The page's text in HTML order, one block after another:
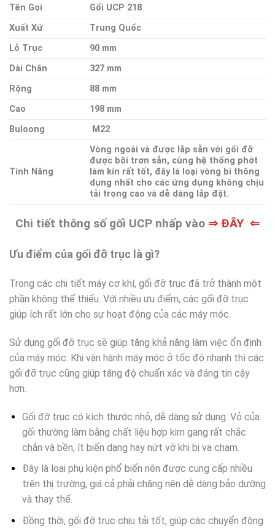
Tên Gọi
Gối UCP 218
Xuất Xứ
Trung Quốc
Lỗ Trục
90 mm
Dài Chân
327 mm
Rộng
88 mm
Cao
198 mm
Buloong
M22
Tính Năng
Vòng ngoài và được lắp sẵn với gối đỡ
được bôi trơn sẵn, cùng hệ thống phớt
làm kín rất tốt, đây là loại vòng bi thông
dụng nhất cho các ứng dụng không chịu
tải trọng cao và dễ dàng lắp đặt.
Chi tiết thông số gối UCP nhấp vào ⇒ ĐÂY ⇐
Ưu điểm của gối đỡ trục là gì?
Trong các chi tiết máy cơ khí, gối đỡ trục đã trở thành một
phần không thể thiếu. Với nhiều ưu điểm, các gối đỡ trục
giúp ích rất lớn cho sự hoạt động của các máy móc.
Sử dụng gối đỡ trục sẽ giúp tăng khả năng làm việc ổn định
của máy móc. Khi vận hành máy móc ở tốc độ nhanh thì các
gối đỡ trục cũng giúp tăng độ chuẩn xác và đáng tin cậy
hơn.
Gối đỡ trục có kích thước nhỏ, dễ dàng sử dụng. Vỏ của
gối thường làm bằng chất liệu hợp kim gang rất chắc
chắn và bền, ít biến dạng hay nứt vỡ khi bị va chạm.
Đây là loại phụ kiện phổ biến nên được cung cấp nhiều
trên thị trường, giá cả phải chăng nên dễ dàng bảo dưỡng
và thay thế.
Đồng thời, gối đỡ trục chịu tải tốt, giúp các chuyển động